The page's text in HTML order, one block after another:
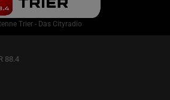
Trier - Das Cityradio
88.4